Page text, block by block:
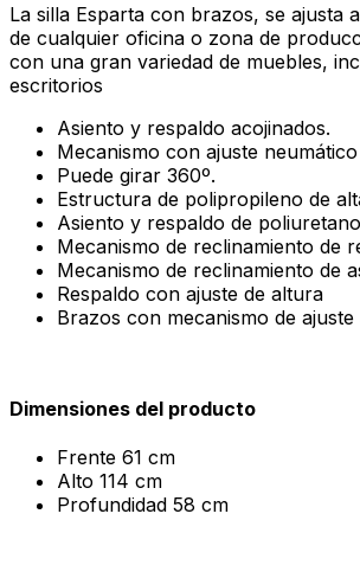
La silla Esparta con brazos, se ajusta
de cualquier oficina o zona de
con una gran variedad de muebles,
escritorios
Asiento y respaldo acojinados.
Mecanismo con ajuste
Puede girar 360º.
Estructura de polipropileno de
Asiento y respaldo de
Mecanismo de reclinamiento de
Mecanismo de reclinamiento de
Respaldo con ajuste de altura
Brazos con mecanismo de ajuste
Dimensiones del producto
Frente 61 cm
Alto 114 cm
Profundidad 58 cm